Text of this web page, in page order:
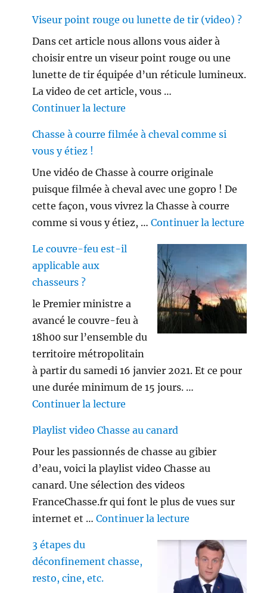
Viseur point rouge ou lunette de tir (video) ?
Dans cet article nous allons vous aider à
choisir entre un viseur point rouge ou une
lunette de tir équipée d’un réticule lumineux.
La video de cet article, vous …
Continuer la lecture
Chasse à courre filmée à cheval comme si
vous y étiez !
Une vidéo de Chasse à courre originale
puisque filmée à cheval avec une gopro ! De
cette façon, vous vivrez la Chasse à courre
comme si vous y étiez, …Continuer la lecture
Le couvre-feu est-il
applicable aux
chasseurs ?
le Premier ministre a
avancé le couvre-feu à
18h00 sur l’ensemble du
territoire métropolitain
à partir du samedi 16 janvier 2021. Et ce pour
une durée minimum de 15 jours. …
Continuer la lecture
Playlist video Chasse au canard
Pour les passionnés de chasse au gibier
d’eau, voici la playlist video Chasse au
canard. Une sélection des videos
FranceChasse.fr qui font le plus de vues sur
internet et …Continuer la lecture
3 étapes du
déconfinement chasse,
resto, cine, etc.